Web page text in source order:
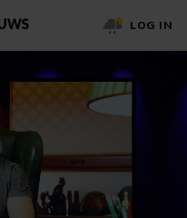
LOG IN